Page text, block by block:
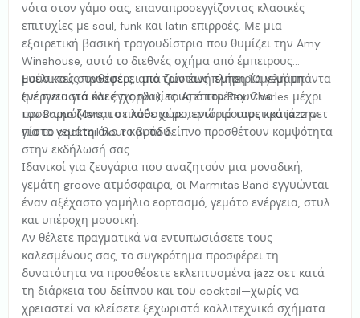
νότα στον γάμο σας, επαναπροσεγγίζοντας κλασικές
επιτυχίες με soul, funk και latin επιρροές. Με μια
εξαιρετική βασική τραγουδίστρια που θυμίζει την Amy
Winehouse, αυτό το διεθνές σχήμα από έμπειρους
μουσικούς προσφέρει μια ζωντανή εμπειρία γεμάτη
ενέργεια για όλες τις ηλικίες. Από τον Ray Charles μέχρι
τον Bruno Mars, το πλούσιο ρεπερτόριό τους κρατά την
πίστα γεμάτη όλο το βράδυ.
Ευέλικτες συνθέσεις, από τρίο έως πλήρη 10μελή μπάντα
(με πνευστά και έγχορδα), τους επιτρέπουν να
προσαρμόζονται σε κάθε χώρο, ενώ προαιρετικά jazz σετ
για το cocktail hour και το δείπνο προσθέτουν κομψότητα
στην εκδήλωσή σας.
Ιδανικοί για ζευγάρια που αναζητούν μια μοναδική,
γεμάτη groove ατμόσφαιρα, οι Marmitas Band εγγυώνται
έναν αξέχαστο γαμήλιο εορτασμό, γεμάτο ενέργεια, στυλ
και υπέροχη μουσική.
Αν θέλετε πραγματικά να εντυπωσιάσετε τους
καλεσμένους σας, το συγκρότημα προσφέρει τη
δυνατότητα να προσθέσετε εκλεπτυσμένα jazz σετ κατά
τη διάρκεια του δείπνου και του cocktail—χωρίς να
χρειαστεί να κλείσετε ξεχωριστά καλλιτεχνικά σχήματα.